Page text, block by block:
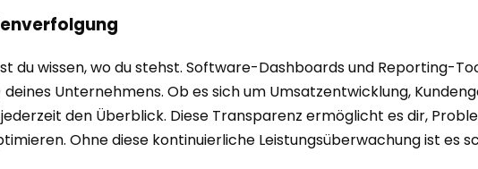
du wissen, wo du stehst. Software-Dashboards und Reporting-
Unternehmens. Ob es sich um Umsatzentwicklung,
den Überblick. Diese Transparenz ermöglicht es dir,
Ohne diese kontinuierliche Leistungsüberwachung ist es